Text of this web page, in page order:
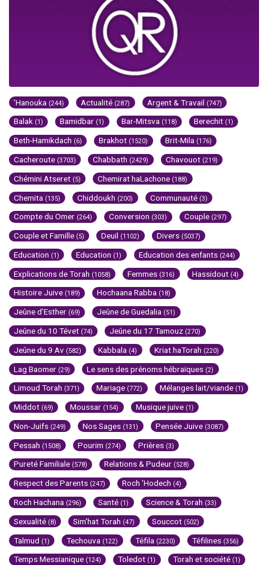
'Hanouka (244) Actualité (287) Argent & Travail (747)
Balak (1) Bamidbar (1) Bar-Mitsva (118) Berechit (1)
Beth-Hamikdach (6) Brakhot (1520) Brit-Mila (176)
Cacheroute (3703) Chabbath (2429) Chavouot (219)
Chémini Atseret (5) Chemirat haLachone (188)
Chemita (135) Chiddoukh (200) Communauté (3)
Compte du Omer (264) Conversion (303) Couple (297)
Couple et Famille (5) Deuil (1102) Divers (5037)
Education (1) Education (1) Education des enfants (244)
Explications de Torah (1058) Femmes (316) Hassidout (4)
Histoire Juive (189) Hochaana Rabba (18)
Jeûne d'Esther (69) Jeûne de Guedalia (51)
Jeûne du 10 Tévet (74) Jeûne du 17 Tamouz (270)
Jeûne du 9 Av (582) Kabbala (4) Kriat haTorah (220)
Lag Baomer (29) Le sens des prénoms hébraïques (2)
Limoud Torah (371) Mariage (772) Mélanges lait/viande (1)
Middot (69) Moussar (154) Musique juive (1)
Non-Juifs (249) Nos Sages (131) Pensée Juive (3087)
Pessah (1508) Pourim (274) Prières (3)
Pureté Familiale (578) Relations & Pudeur (528)
Respect des Parents (247) Roch 'Hodech (4)
Roch Hachana (296) Santé (1) Science & Torah (33)
Sexualité (8) Sim'hat Torah (47) Souccot (502)
Talmud (1) Techouva (122) Téfila (2230) Téfilines (356)
Temps Messianique (124) Toledot (1) Torah et société (1)